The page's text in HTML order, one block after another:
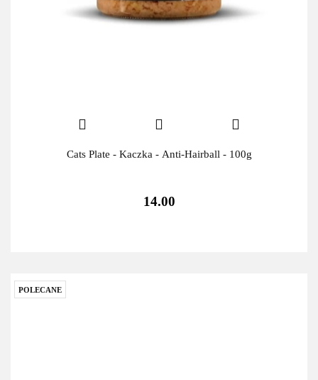
Cats Plate - Kaczka - Anti-Hairball - 100g
14.00
POLECANE